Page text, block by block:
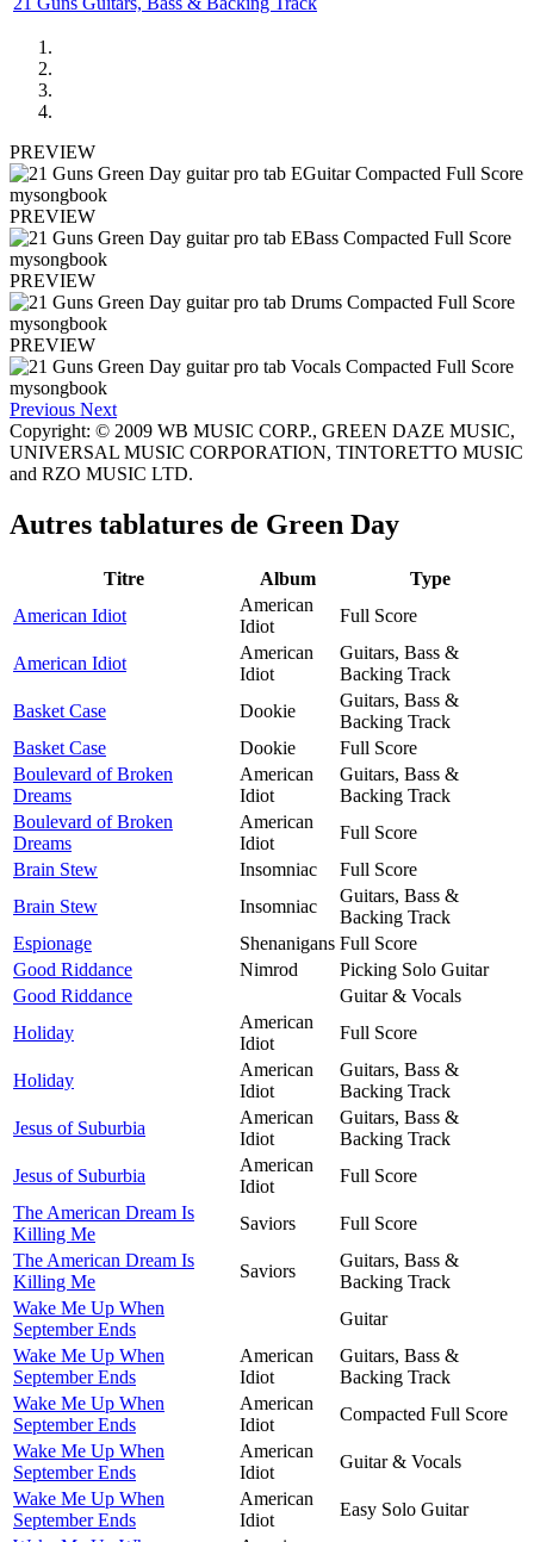
PREVIEW
PREVIEW
PREVIEW
PREVIEW
Previous Next
Copyright: © 2009 WB MUSIC CORP., GREEN DAZE MUSIC,
UNIVERSAL MUSIC CORPORATION, TINTORETTO MUSIC
and RZO MUSIC LTD.
Autres tablatures de Green Day
Titre Album
Type
American Idiot
American
Idiot
Full Score
American Idiot
American
Idiot
Guitars, Bass &
Backing Track
Basket Case
Dookie
Guitars, Bass &
Backing Track
Basket Case
Dookie
Full Score
Boulevard of Broken
Dreams
American
Idiot
Guitars, Bass &
Backing Track
Boulevard of Broken
Dreams
American
Idiot
Full Score
Brain Stew
Insomniac
Full Score
Brain Stew
Insomniac
Guitars, Bass &
Backing Track
Espionage
Shenanigans Full Score
Good Riddance
Nimrod
Picking Solo Guitar
Good Riddance
Guitar & Vocals
Holiday
American
Idiot
Full Score
Holiday
American
Idiot
Guitars, Bass &
Backing Track
Jesus of Suburbia
American
Idiot
Guitars, Bass &
Backing Track
Jesus of Suburbia
American
Idiot
Full Score
The American Dream Is
Killing Me
Saviors
Full Score
The American Dream Is
Killing Me
Saviors
Guitars, Bass &
Backing Track
Wake Me Up When
September Ends
Guitar
Wake Me Up When
September Ends
American
Idiot
Guitars, Bass &
Backing Track
Wake Me Up When
September Ends
American
Idiot
Compacted Full Score
Wake Me Up When
September Ends
American
Idiot
Guitar & Vocals
Wake Me Up When
September Ends
American
Idiot
Easy Solo Guitar